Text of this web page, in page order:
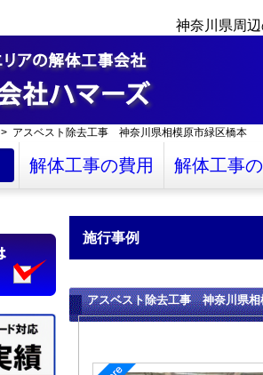
神奈川県周
> アスベスト除去工事 神奈川県相模原市緑区橋本
解体工事の費用 解体工事
施行事例
アスベスト除去工事 神奈川県相